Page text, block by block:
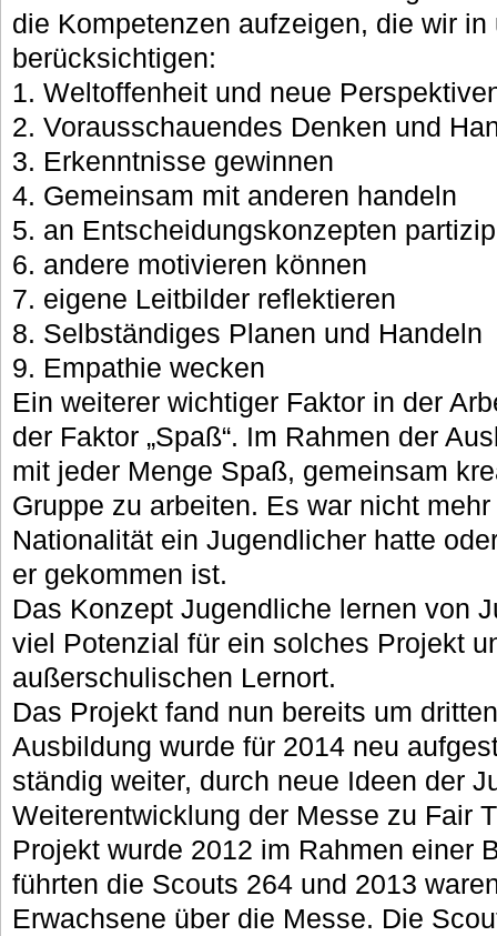
die Kompetenzen aufzeigen, die wir
berücksichtigen:
1. Weltoffenheit und neue
2. Vorausschauendes Denken und
3. Erkenntnisse gewinnen
4. Gemeinsam mit anderen handeln
5. an Entscheidungskonzepten
6. andere motivieren können
7. eigene Leitbilder reflektieren
8. Selbständiges Planen und Handeln
9. Empathie wecken
Ein weiterer wichtiger Faktor in der
der Faktor „Spaß“. Im Rahmen der
mit jeder Menge Spaß, gemeinsam
Gruppe zu arbeiten. Es war nicht
Nationalität ein Jugendlicher hatte
er gekommen ist.
Das Konzept Jugendliche lernen von
viel Potenzial für ein solches Projekt
außerschulischen Lernort.
Das Projekt fand nun bereits um
Ausbildung wurde für 2014 neu
ständig weiter, durch neue Ideen der
Weiterentwicklung der Messe zu Fair
Projekt wurde 2012 im Rahmen einer
führten die Scouts 264 und 2013
Erwachsene über die Messe. Die